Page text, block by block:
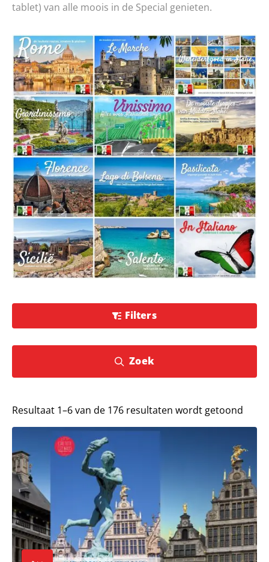
tablet) van alle moois in de Special genieten.
Filters
Zoek
Resultaat 1–6 van de 176 resultaten wordt getoond
Lees meer over City Walk Antwerpen all’italiana